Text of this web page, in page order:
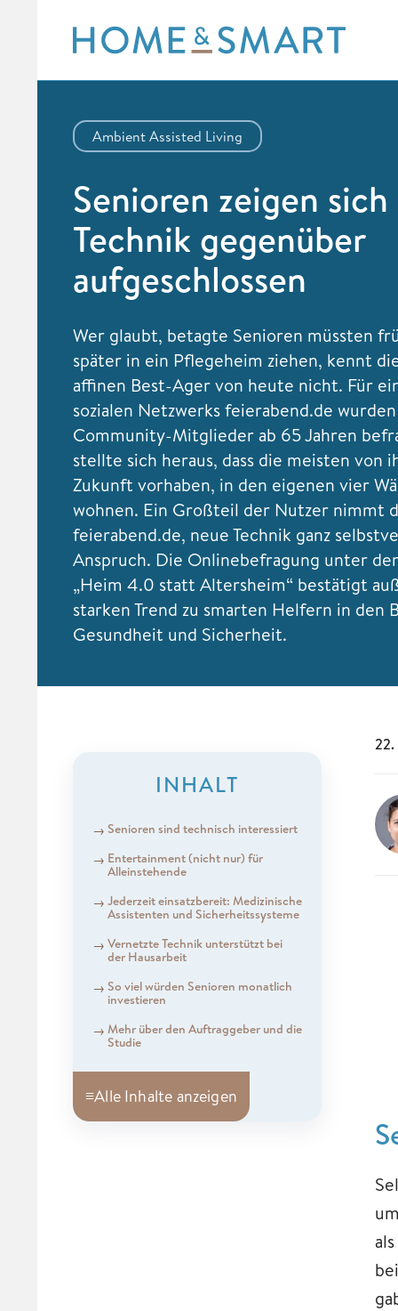
content
Ambient Assisted Living
Senioren zeigen
Technik gegenüber
aufgeschlossen
Wer glaubt, betagte Senioren müssten
später in ein Pflegeheim ziehen, kennt
affinen Best-Ager von heute nicht. Für
sozialen Netzwerks feierabend.de
Community-Mitglieder ab 65 Jahren
stellte sich heraus, dass die meisten von
Zukunft vorhaben, in den eigenen vier
wohnen. Ein Großteil der Nutzer nimmt
feierabend.de, neue Technik ganz
Anspruch. Die Onlinebefragung unter
„Heim 4.0 statt Altersheim“ bestätigt
starken Trend zu smarten Helfern in den
Gesundheit und Sicherheit.
INHALT
Senioren sind technisch interessiert
Entertainment (nicht nur) für
Alleinstehende
Jederzeit einsatzbereit: Medizinische
Assistenten und Sicherheitssysteme
Vernetzte Technik unterstützt bei
der Hausarbeit
So viel würden Senioren monatlich
investieren
Mehr über den Auftraggeber und die
Studie
≡Alle Inhalte anzeigen
22.